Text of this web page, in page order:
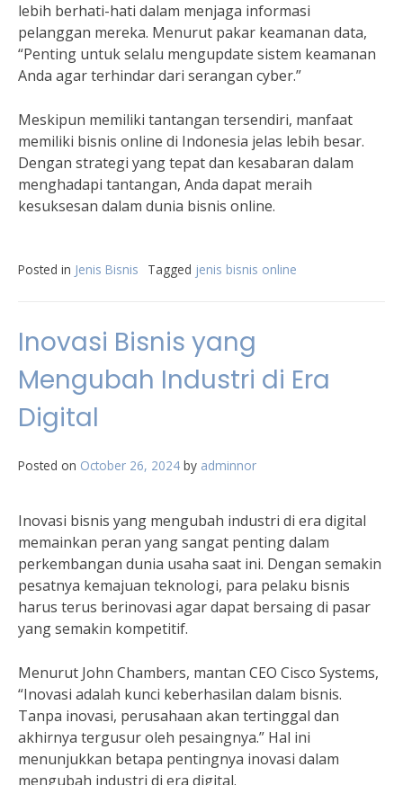
lebih berhati-hati dalam menjaga informasi
pelanggan mereka. Menurut pakar keamanan data,
“Penting untuk selalu mengupdate sistem keamanan
Anda agar terhindar dari serangan cyber.”
Meskipun memiliki tantangan tersendiri, manfaat
memiliki bisnis online di Indonesia jelas lebih besar.
Dengan strategi yang tepat dan kesabaran dalam
menghadapi tantangan, Anda dapat meraih
kesuksesan dalam dunia bisnis online.
Posted in Jenis Bisnis Tagged jenis bisnis online
Inovasi Bisnis yang
Mengubah Industri di Era
Digital
Posted on October 26, 2024 by adminnor
Inovasi bisnis yang mengubah industri di era digital
memainkan peran yang sangat penting dalam
perkembangan dunia usaha saat ini. Dengan semakin
pesatnya kemajuan teknologi, para pelaku bisnis
harus terus berinovasi agar dapat bersaing di pasar
yang semakin kompetitif.
Menurut John Chambers, mantan CEO Cisco Systems,
“Inovasi adalah kunci keberhasilan dalam bisnis.
Tanpa inovasi, perusahaan akan tertinggal dan
akhirnya tergusur oleh pesaingnya.” Hal ini
menunjukkan betapa pentingnya inovasi dalam
mengubah industri di era digital.